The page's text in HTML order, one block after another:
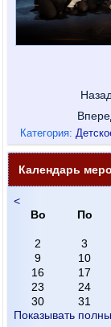
Назад
Категория:
Календарь
<
Во
По
2
3
9
10
16
17
23
24
30
31
Показывать